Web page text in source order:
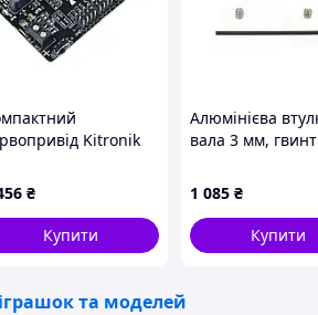
Kitronik
для BBC
₴
Купити
Алюмінієва
вала 3 мм,
1 085 ₴
Купити
та моделей